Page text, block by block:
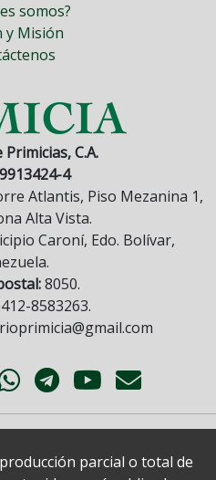
somos?
y Misión
C.A.
4
Atlantis, Piso Mezanina 1,
Alta Vista.
Caroní, Edo. Bolívar,
8050.
8583263.
parcial o total de